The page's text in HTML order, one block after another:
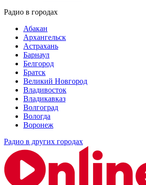
Радио в городах
Абакан
Архангельск
Астрахань
Барнаул
Белгород
Братск
Великий Новгород
Владивосток
Владикавказ
Волгоград
Вологда
Воронеж
Радио в других городах